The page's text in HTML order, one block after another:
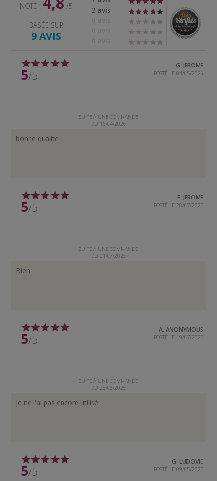
NOTE : /5
BASÉE SUR
9 AVIS
2 avis
G. JEROME
POSTÉ LE 04/05/2026
5/5
SUITE À UNE COMMANDE
DU 16/04/2026
bonne qualite
F. JEROME
POSTÉ LE 28/07/2025
5/5
SUITE À UNE COMMANDE
DU 01/07/2025
Bien
A. ANONYMOUS
POSTÉ LE 19/07/2025
5/5
SUITE À UNE COMMANDE
DU 25/06/2025
je ne l'ai pas encore utilisé
G. LUDOVIC
POSTÉ LE 09/05/2025
5/5